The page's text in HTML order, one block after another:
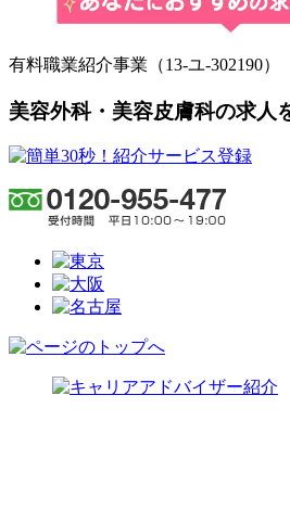
有料職業紹介事業（13-ユ-302190）
美容外科・美容皮膚科の求人